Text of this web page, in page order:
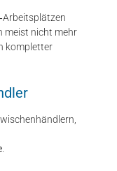
meist nicht mehr
kompletter
.